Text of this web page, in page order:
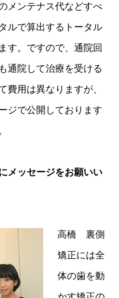
メンテナス代などすべ
ルで算出するトータル
す。ですので、通院回
通院して治療を受ける
費用は異なりますが、
ジで公開しております
メッセージをお願いい
高橋 裏側
矯正には全
体の歯を動